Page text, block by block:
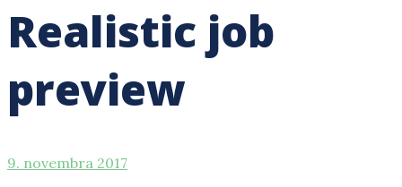
Realistic job
preview
9. novembra 20179.